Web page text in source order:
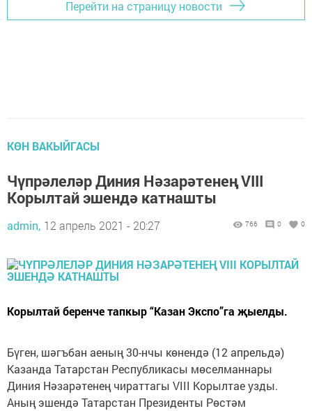
Перейти на страницу новости
КӨН ВАКЫЙГАСЫ
Чүпрәлеләр Диния Нәзарәтенең VIII
Корылтай эшендә катнашты
admin, 12 апрель 2021 - 20:27 766 0 0
Корылтай беренче тапкыр “Казан Экспо”га җыелды.
Бүген, шәгъбан аеның 30-нчы көнендә (12 апрельдә)
Казанда Татарстан Республикасы мөселманнары
Диния Нәзарәтенең чираттагы VIII Корылтае узды.
Аның эшендә Татарстан Президенты Рөстәм